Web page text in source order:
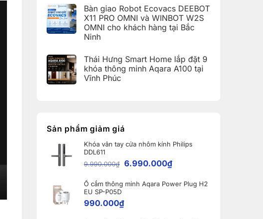
Hưng
Yên
HomeKit
cho
khách
hàng
tại
Hải
mã
lỗi
trên
ứng
dụng
Aqara
Home
Error
Code)
bình
luận
ở
iOS
27
và
Home:
Tổng
hợp
5
nâng
thông
Bàn giao Robot Ecovacs DEEBOT
X11 PRO OMNI và WINBOT W2S
OMNI cho khách hàng tại Bắc
Ninh
bình
luận
ở
Bàn
OMNI
và
W2S
OMNI
cho
khách
Bắc
Ninh
Thái Hưng Smart Home lắp đặt 9
khóa thông minh Aqara A100 tại
Vĩnh Phúc
Hưng
Smart
lắp
đặt
khóa
minh
Aqara
A100
Vĩnh
Sản phẩm giảm giá
Khóa vân tay cửa nhôm kính Philips
DDL611
9.990.000₫ 6.990.000₫
Ổ cắm thông minh Aqara Power Plug H2
EU SP-P05D
990.000₫